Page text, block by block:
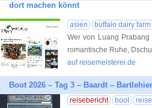
dort machen könnt
asien buffalo dairy farm
Wer von Luang Prabang
romantische Ruhe,
auf reisemeisterei.de
Boot 2026 – Tag 3 – Baardt –
reisebericht boot